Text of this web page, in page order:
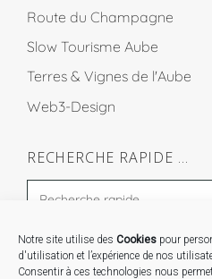
Notre site utilise des Cookies pour
d'utilisation et l’expérience de nos
Consentir à ces technologies nous
Route du Champagne
Slow Tourisme Aube
Terres & Vignes de l'Aube
Web3-Design
RECHERCHE RAPIDE …
STAGES …